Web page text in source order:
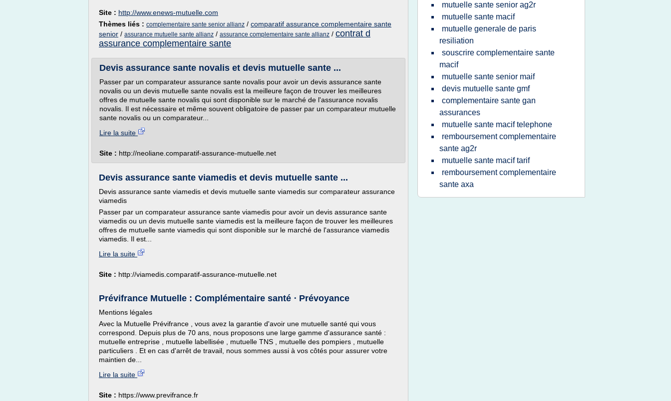
Site : http://www.enews-mutuelle.com
Thèmes liés : complementaire sante senior allianz / comparatif assurance complementaire sante
senior / assurance mutuelle sante allianz / assurance complementaire sante allianz / contrat d
assurance complementaire sante
Devis assurance sante novalis et devis mutuelle sante ...
Passer par un comparateur assurance sante novalis pour avoir un devis assurance sante
novalis ou un devis mutuelle sante novalis est la meilleure façon de trouver les meilleures
offres de mutuelle sante novalis qui sont disponible sur le marché de l'assurance novalis
novalis. Il est nécessaire et même souvent obligatoire de passer par un comparateur mutuelle
sante novalis ou un comparateur...
Lire la suite
Site : http://neoliane.comparatif-assurance-mutuelle.net
Devis assurance sante viamedis et devis mutuelle sante ...
Devis assurance sante viamedis et devis mutuelle sante viamedis sur comparateur assurance
viamedis
Passer par un comparateur assurance sante viamedis pour avoir un devis assurance sante
viamedis ou un devis mutuelle sante viamedis est la meilleure façon de trouver les meilleures
offres de mutuelle sante viamedis qui sont disponible sur le marché de l'assurance viamedis
viamedis. Il est...
Lire la suite
Site : http://viamedis.comparatif-assurance-mutuelle.net
Prévifrance Mutuelle : Complémentaire santé ⋅ Prévoyance
Mentions légales
Avec la Mutuelle Prévifrance , vous avez la garantie d'avoir une mutuelle santé qui vous
correspond. Depuis plus de 70 ans, nous proposons une large gamme d'assurance santé :
mutuelle entreprise , mutuelle labellisée , mutuelle TNS , mutuelle des pompiers , mutuelle
particuliers . Et en cas d'arrêt de travail, nous sommes aussi à vos côtés pour assurer votre
maintien de...
Lire la suite
Site : https://www.previfrance.fr
mutuelle sante senior ag2r
mutuelle sante macif
mutuelle generale de paris
resiliation
souscrire complementaire sante
macif
mutuelle sante senior maif
devis mutuelle sante gmf
complementaire sante gan
assurances
mutuelle sante macif telephone
remboursement complementaire
sante ag2r
mutuelle sante macif tarif
remboursement complementaire
sante axa